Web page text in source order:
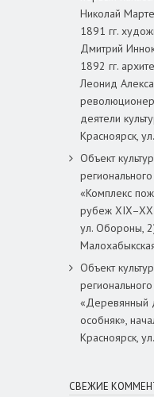
Николай
1891 гг.
Дмитрий
1892 гг.
Леонид
деятели
Красноярск,
Объект
«Комплекс
рубеж XIX–XX
ул. Обороны,
Объект
«Деревянный
особняк»,
Красноярск,
СВЕЖИЕ